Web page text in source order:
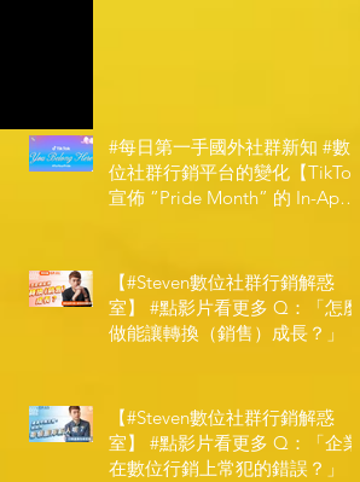
#每日第一手國外社群新知 #數
位社群行銷平台的變化【TikTok
宣佈 ”Pride Month” 的 In-App
【#Steven數位社群行銷解惑
室】 #點影片看更多​ Q：「怎麼
做能讓轉換（銷售）成長？」
【#Steven數位社群行銷解惑
室】 #點影片看更多​ Q：「企業
在數位行銷上常犯的錯誤？」